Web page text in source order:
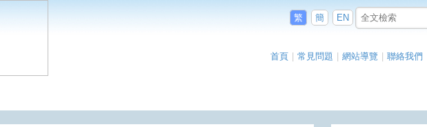
繁 簡 EN
首頁 常見問題 網站導覽 聯絡我們